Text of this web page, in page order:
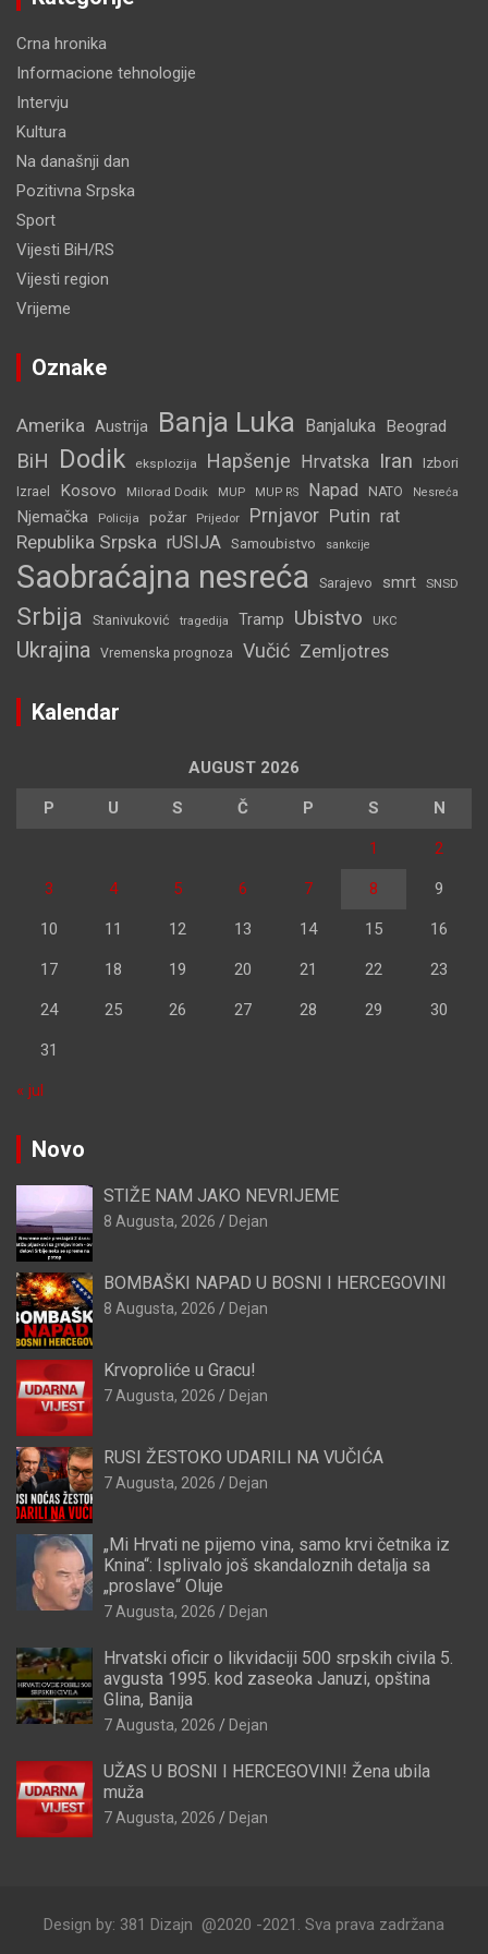
Crna hronika
Informacione tehnologije
Intervju
Kultura
Na današnji dan
Pozitivna Srpska
Sport
Vijesti BiH/RS
Vijesti region
Vrijeme
Oznake
Amerika Austrija Banja Luka Banjaluka Beograd
BiH Dodik eksplozija Hapšenje Hrvatska Iran Izbori
Izrael Kosovo Milorad Dodik MUP MUP RS Napad NATO Nesreća
Njemačka Policija požar Prijedor Prnjavor Putin rat
Republika Srpska rUSIJA Samoubistvo sankcije
Saobraćajna nesreća Sarajevo smrt SNSD
Srbija Stanivuković tragedija Tramp Ubistvo UKC
Ukrajina Vremenska prognoza Vučić Zemljotres
Kalendar
AUGUST 2026
P U S Č P S N
1 2
3 4 5 6 7 8 9
10 11 12 13 14 15 16
17 18 19 20 21 22 23
24 25 26 27 28 29 30
31
« jul
Novo
STIŽE NAM JAKO NEVRIJEME
8 Augusta, 2026 Dejan
BOMBAŠKI NAPAD U BOSNI I HERCEGOVINI
8 Augusta, 2026 Dejan
Krvoproliće u Gracu!
7 Augusta, 2026 Dejan
RUSI ŽESTOKO UDARILI NA VUČIĆA
7 Augusta, 2026 Dejan
„Mi Hrvati ne pijemo vina, samo krvi četnika iz
Knina“: Isplivalo još skandaloznih detalja sa
„proslave“ Oluje
7 Augusta, 2026 Dejan
Hrvatski oficir o likvidaciji 500 srpskih civila 5.
avgusta 1995. kod zaseoka Januzi, opština
Glina, Banija
7 Augusta, 2026 Dejan
UŽAS U BOSNI I HERCEGOVINI! Žena ubila
muža
7 Augusta, 2026 Dejan
Design by: 381 Dizajn @2020 -2021. Sva prava zadržana